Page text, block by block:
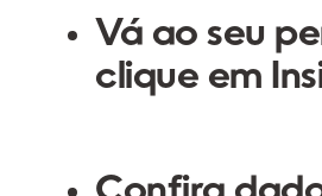
Vá ao seu
clique em